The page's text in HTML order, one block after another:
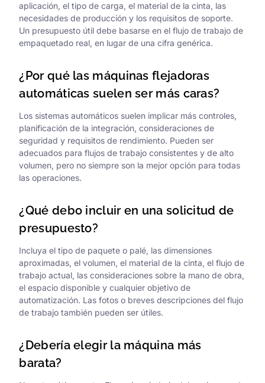
aplicación, el tipo de carga, el material de la cinta, las
necesidades de producción y los requisitos de soporte.
Un presupuesto útil debe basarse en el flujo de trabajo de
empaquetado real, en lugar de una cifra genérica.
¿Por qué las máquinas flejadoras
automáticas suelen ser más caras?
Los sistemas automáticos suelen implicar más controles,
planificación de la integración, consideraciones de
seguridad y requisitos de rendimiento. Pueden ser
adecuados para flujos de trabajo consistentes y de alto
volumen, pero no siempre son la mejor opción para todas
las operaciones.
¿Qué debo incluir en una solicitud de
presupuesto?
Incluya el tipo de paquete o palé, las dimensiones
aproximadas, el volumen, el material de la cinta, el flujo de
trabajo actual, las consideraciones sobre la mano de obra,
el espacio disponible y cualquier objetivo de
automatización. Las fotos o breves descripciones del flujo
de trabajo también pueden ser útiles.
¿Debería elegir la máquina más
barata?